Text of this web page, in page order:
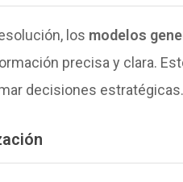
los modelos
precisa y clara.
decisiones estratégicas.